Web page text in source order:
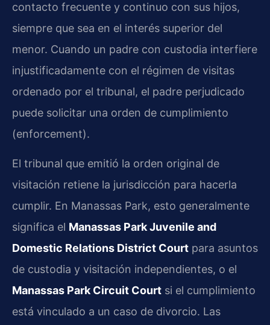
contacto frecuente y continuo con sus hijos,
siempre que sea en el interés superior del
menor. Cuando un padre con custodia interfiere
injustificadamente con el régimen de visitas
ordenado por el tribunal, el padre perjudicado
puede solicitar una orden de cumplimiento
(enforcement).
El tribunal que emitió la orden original de
visitación retiene la jurisdicción para hacerla
cumplir. En Manassas Park, esto generalmente
significa el Manassas Park Juvenile and
Domestic Relations District Court para asuntos
de custodia y visitación independientes, o el
Manassas Park Circuit Court si el cumplimiento
está vinculado a un caso de divorcio. Las